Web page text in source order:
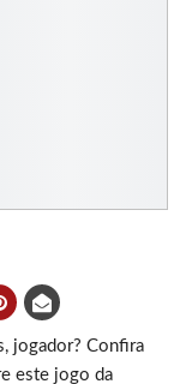
jogador? Confira
este jogo da